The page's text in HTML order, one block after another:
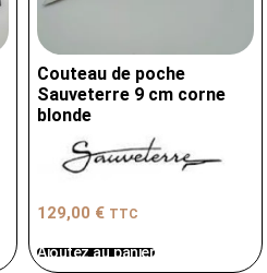
Couteau de poche
Sauveterre 9 cm corne
blonde
129,00 € TTC
Ajoutez au panier